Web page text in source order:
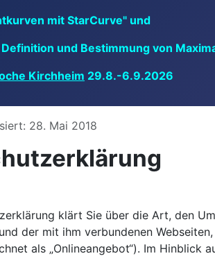
mit StarCurve" und
und Bestimmung von
Kirchheim 29.8.-6.9.2026
28. Mai 2018
klärt Sie über die Art, den
der mit ihm verbundenen
als „Onlineangebot“). Im Hinblick